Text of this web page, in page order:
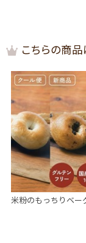
こちらの商
米粉のもっちりベー